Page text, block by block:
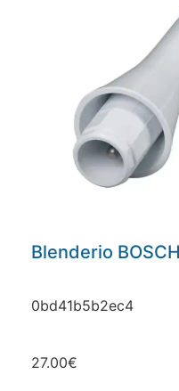
Blenderio
0bd41b5b2ec4
27.00€